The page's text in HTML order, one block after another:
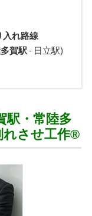
入れ路線
賀駅 - 日立駅)
駅・常陸多
れさせ工作®